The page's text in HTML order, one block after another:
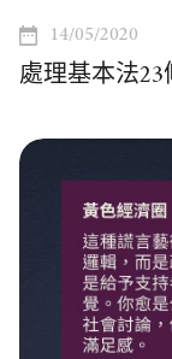
14/05/2020
處理基本法23